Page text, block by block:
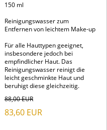
150 ml
Reinigungswasser zum
Entfernen von leichtem Make-up
Für alle Hauttypen geeignet,
insbesondere jedoch bei
empfindlicher Haut. Das
Reinigungswasser reinigt die
leicht geschminkte Haut und
beruhigt diese gleichzeitig.
88,00EUR
83,60 EUR